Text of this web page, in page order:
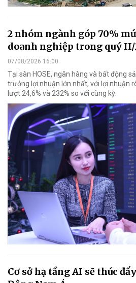
2 nhóm ngành góp 70%
doanh nghiệp trong quý II/
07/08/2026 16:00
Tại sàn HOSE, ngân hàng và bất động
trưởng lợi nhuận lớn nhất, với lợi nhuận
lượt 24,6% và 232% so với cùng kỳ.
Cơ sở hạ tầng AI sẽ thúc